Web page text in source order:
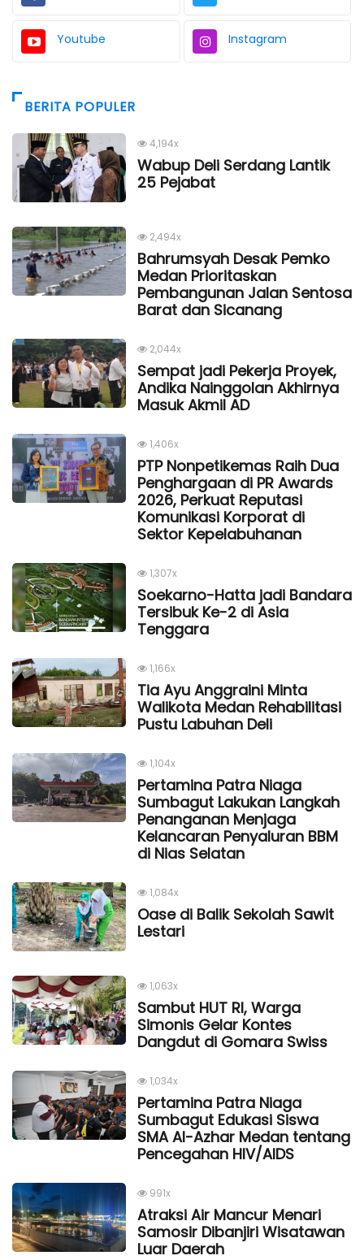
Youtube Instagram
BERITA POPULER
4,194x
Wabup Deli Serdang Lantik
25 Pejabat
2,494x
Bahrumsyah Desak Pemko
Medan Prioritaskan
Pembangunan Jalan Sentosa
Barat dan Sicanang
2,044x
Sempat jadi Pekerja Proyek,
Andika Nainggolan Akhirnya
Masuk Akmil AD
1,406x
PTP Nonpetikemas Raih Dua
Penghargaan di PR Awards
2026, Perkuat Reputasi
Komunikasi Korporat di
Sektor Kepelabuhanan
1,307x
Soekarno-Hatta jadi Bandara
Tersibuk Ke-2 di Asia
Tenggara
1,166x
Tia Ayu Anggraini Minta
Walikota Medan Rehabilitasi
Pustu Labuhan Deli
1,104x
Pertamina Patra Niaga
Sumbagut Lakukan Langkah
Penanganan Menjaga
Kelancaran Penyaluran BBM
di Nias Selatan
1,084x
Oase di Balik Sekolah Sawit
Lestari
1,063x
Sambut HUT RI, Warga
Simonis Gelar Kontes
Dangdut di Gomara Swiss
1,034x
Pertamina Patra Niaga
Sumbagut Edukasi Siswa
SMA Al-Azhar Medan tentang
Pencegahan HIV/AIDS
991x
Atraksi Air Mancur Menari
Samosir Dibanjiri Wisatawan
Luar Daerah